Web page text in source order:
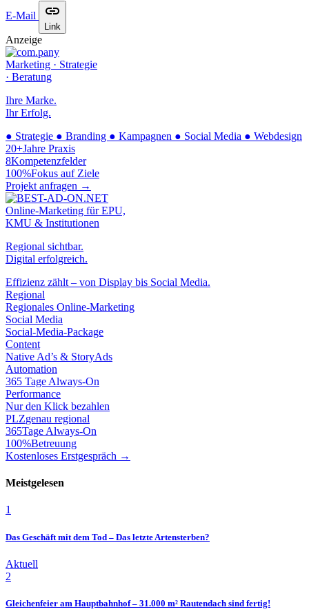
E-Mail
Link
Anzeige
Marketing · Strategie
· Beratung
Ihre Marke.
Ihr Erfolg.
● Strategie ● Branding ● Kampagnen ● Social Media ● Webdesign
20+Jahre Praxis
8Kompetenzfelder
100%Fokus auf Ziele
Projekt anfragen →
Online-Marketing für EPU,
KMU & Institutionen
Regional sichtbar.
Digital erfolgreich.
Effizienz zählt – von Display bis Social Media.
Regional
Regionales Online-Marketing
Social Media
Social-Media-Package
Content
Native Ad’s & StoryAds
Automation
365 Tage Always-On
Performance
Nur den Klick bezahlen
PLZgenau regional
365Tage Always-On
100%Betreuung
Kostenloses Erstgespräch →
Meistgelesen
1
Das Geschäft mit dem Tod – Das letzte Artensterben?
Aktuell
2
Gleichenfeier am Hauptbahnhof – 31.000 m² Rautendach sind fertig!